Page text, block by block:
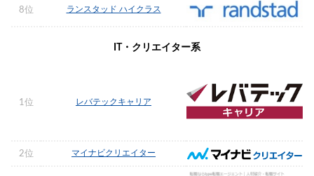
8位 ランスタッド ハイクラス
IT・クリエイター系
1位 レバテックキャリア
2位 マイナビクリエイター